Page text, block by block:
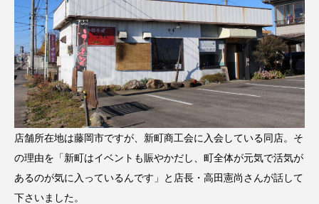
店舗所在地は藤岡市ですが、新町商工会に入会している同店。そ
の理由を「新町はイベントも賑やかだし、町全体が元気で活気が
あるのが気に入っているんです」と店長・高田憲尚さんが話して
下さいました。